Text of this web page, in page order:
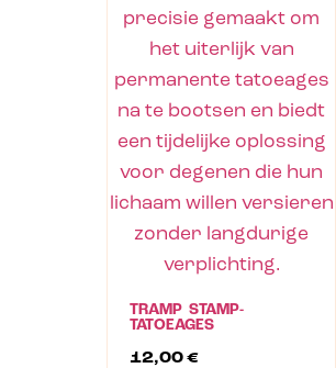
TRAMP STAMP-
TATOEAGES
12,00 €